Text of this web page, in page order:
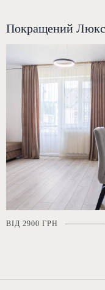
Покращений Люкс
ВІД 2900 ГРН